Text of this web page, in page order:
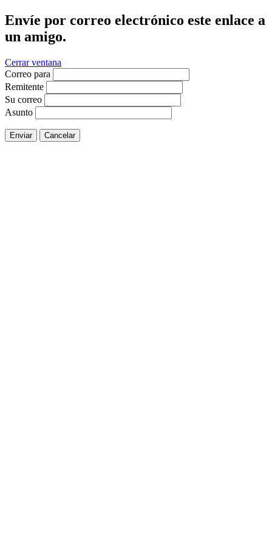
Envíe por correo electrónico este enlace a
un amigo.
Cerrar ventana
Correo para
Remitente
Su correo
Asunto
Enviar Cancelar